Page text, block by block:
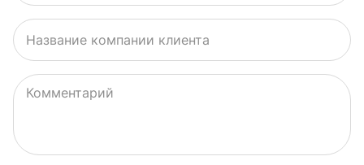
Название компании клиента
Комментарий